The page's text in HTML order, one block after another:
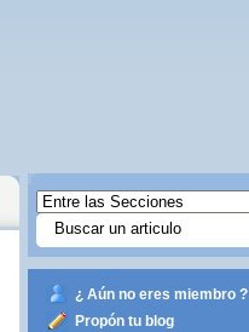
¿ Aún no eres miembro ?
Propón tu blog